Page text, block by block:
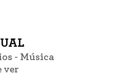
- Música
ver